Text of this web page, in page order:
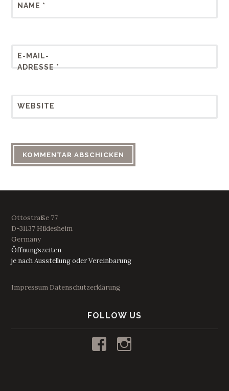
NAME *
E-MAIL-
ADRESSE *
WEBSITE
Ottostraße 77
D-31137 Hildesheim
Germany
Öffnungszeiten
je nach Ausstellung oder Vereinbarung
Impressum Datenschutzerklärung
FOLLOW US
Profil
von